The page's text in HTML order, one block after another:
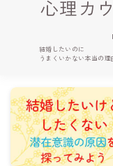
心理カ
結婚したいのに
うまくいかない本当の理